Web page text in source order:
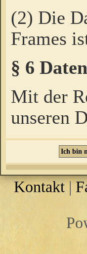
(2) Die
Frames
§ 6
Mit der
unseren
Kontakt |